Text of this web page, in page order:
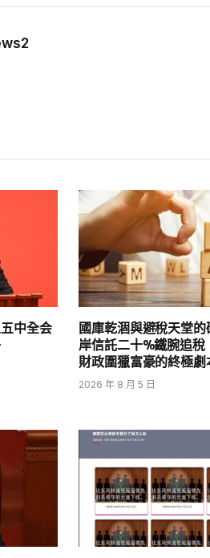
中全会
國庫乾涸與避稅天堂
岸信託二十%鐵腕追稅
財政圍獵富豪的終極劇
2026 年 8 月 5 日